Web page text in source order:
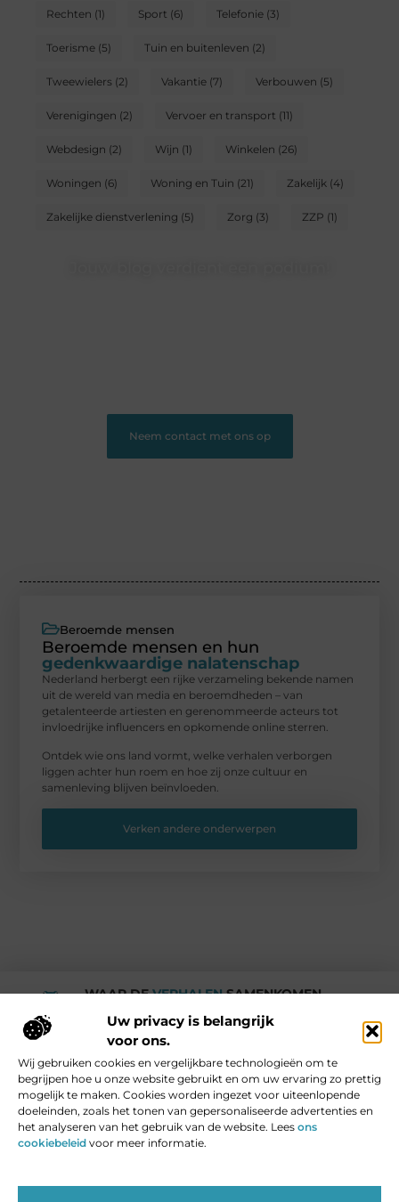
Uw privacy is belangrijk
voor ons.
Wij gebruiken cookies en vergelijkbare technologieën om te
begrijpen hoe u onze website gebruikt en om uw ervaring zo prettig
mogelijk te maken. Cookies worden ingezet voor uiteenlopende
doeleinden, zoals het tonen van gepersonaliseerde advertenties en
het analyseren van het gebruik van de website. Lees ons
cookiebeleid voor meer informatie.
Rechten (1) Sport (6) Telefonie(3)
Toerisme(5) Tuin en buitenleven (2)
Tweewielers(2) Vakantie(7) Verbouwen (5)
Verenigingen (2) Vervoer en transport (11)
Webdesign (2) Wijn (1) Winkelen (26)
Woningen (6) Woning en Tuin (21) Zakelijk (4)
Zakelijke dienstverlening (5) Zorg (3) ZZP (1)
Neem contact met ons op
Beroemde mensen
Beroemde mensen en hun
gedenkwaardige nalatenschap
Nederland herbergt een rijke verzameling bekende namen
uit de wereld van media en beroemdheden – van
getalenteerde artiesten en gerenommeerde acteurs tot
invloedrijke influencers en opkomende online sterren.
Ontdek wie ons land vormt, welke verhalen verborgen
liggen achter hun roem en hoe zij onze cultuur en
samenleving blijven beïnvloeden.
Verken andere onderwerpen
WAAR DEVERHALENSAMENKOMEN.
Media en Beroemde mensen
Vind Ons Hier :